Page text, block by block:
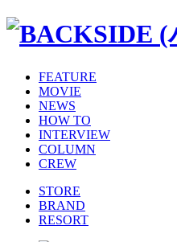
FEATURE
MOVIE
NEWS
HOW TO
INTERVIEW
COLUMN
CREW
STORE
BRAND
RESORT